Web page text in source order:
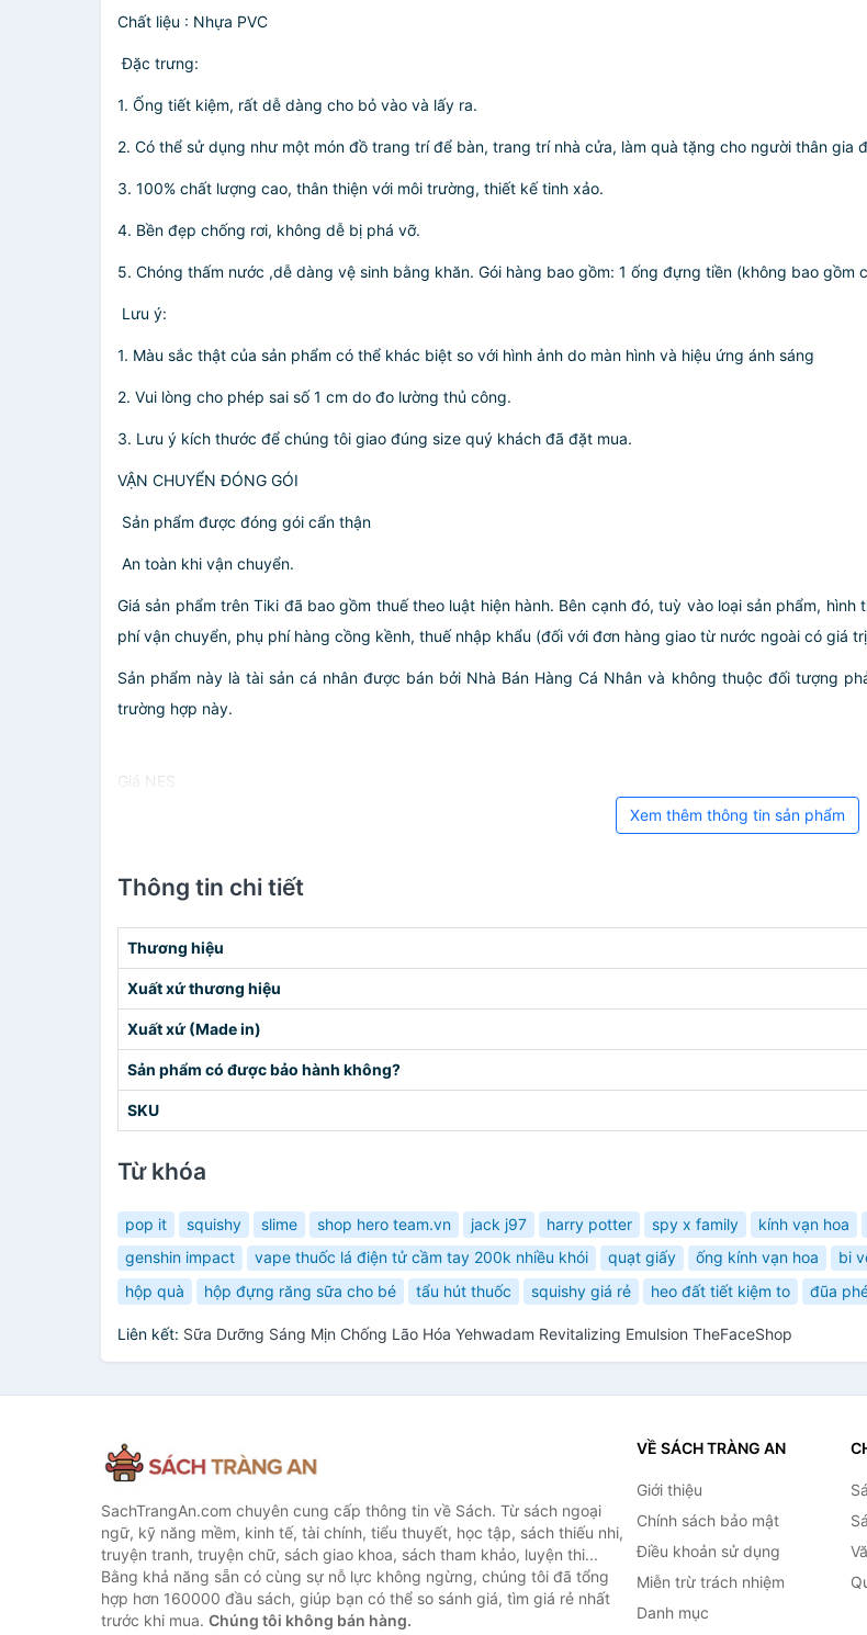
Chất liệu : Nhựa PVC
️ Đặc trưng:
1. Ống tiết kiệm, rất dễ dàng cho bỏ vào và lấy ra.
2. Có thể sử dụng như một món đồ trang trí để bàn, trang trí nhà cửa, làm quà tặng cho người thân gia
3. 100% chất lượng cao, thân thiện với môi trường, thiết kế tinh xảo.
4. Bền đẹp chống rơi, không dễ bị phá vỡ.
5. Chóng thấm nước ,dễ dàng vệ sinh bằng khăn. Gói hàng bao gồm: 1 ống đựng tiền (không bao gồm
️ Lưu ý:
1. Màu sắc thật của sản phẩm có thể khác biệt so với hình ảnh do màn hình và hiệu ứng ánh sáng
2. Vui lòng cho phép sai số 1 cm do đo lường thủ công.
3. Lưu ý kích thước để chúng tôi giao đúng size quý khách đã đặt mua.
VẬN CHUYỂN ĐÓNG GÓI
️ Sản phẩm được đóng gói cẩn thận
️ An toàn khi vận chuyển.
Giá sản phẩm trên Tiki đã bao gồm thuế theo luật hiện hành. Bên cạnh đó, tuỳ vào loại sản phẩm,
phí vận chuyển, phụ phí hàng cồng kềnh, thuế nhập khẩu (đối với đơn hàng giao từ nước ngoài có giá
Sản phẩm này là tài sản cá nhân được bán bởi Nhà Bán Hàng Cá Nhân và không thuộc đối tượng
trường hợp này.
Giá NES
Xem thêm thông tin sản phẩm
Thông tin chi tiết
Thương hiệu
Xuất xứ thương hiệu
Xuất xứ (Made in)
Sản phẩm có được bảo hành không?
SKU
Từ khóa
pop it squishy slime shop hero team.vn jack j97 harry potter spy x family kính vạn hoa
genshin impact
vape thuốc lá điện tử cầm tay 200k nhiều khói quạt giấy ống kính vạn hoa bi
hộp quà
hộp đựng răng sữa cho bé tẩu hút thuốc squishy giá rẻ heo đất tiết kiệm to đũa
Liên kết: Sữa Dưỡng Sáng Mịn Chống Lão Hóa Yehwadam Revitalizing Emulsion TheFaceShop
SachTrangAn.com chuyên cung cấp thông tin về Sách. Từ sách ngoại
ngữ, kỹ năng mềm, kinh tế, tài chính, tiểu thuyết, học tập, sách thiếu nhi,
truyện tranh, truyện chữ, sách giao khoa, sách tham khảo, luyện thi...
Bằng khả năng sẵn có cùng sự nỗ lực không ngừng, chúng tôi đã tổng
hợp hơn 160000 đầu sách, giúp bạn có thể so sánh giá, tìm giá rẻ nhất
trước khi mua. Chúng tôi không bán hàng.
VỀ SÁCH TRÀNG AN
Giới thiệu
Chính sách bảo mật
Điều khoản sử dụng
Miễn trừ trách nhiệm
Danh mục